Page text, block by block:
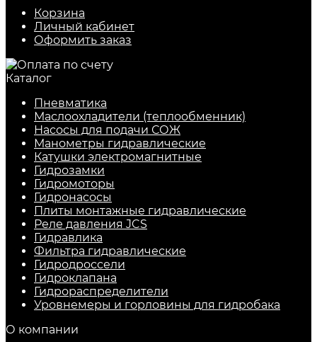
Корзина
Личный кабинет
Оформить заказ
Каталог
Пневматика
Маслоохладители (теплообменник)
Насосы для подачи СОЖ
Манометры гидравлические
Катушки электромагнитные
Гидрозамки
Гидромоторы
Гидронасосы
Плиты монтажные гидравлические
Реле давления JCS
Гидравлика
Фильтра гидравлические
Гидродроссели
Гидроклапана
Гидрораспределители
Уровнемеры и горловины для гидробака
О компании